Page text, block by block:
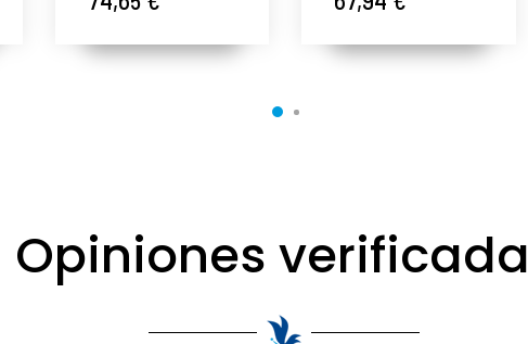
Alqvimia ®
Alqvimia ®
Opiniones